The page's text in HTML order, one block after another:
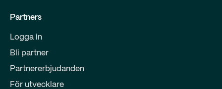
Partners
Logga in
Bli partner
Partnererbjudanden
För utvecklare